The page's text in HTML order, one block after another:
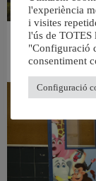
València retira prop
l'experiència
i visites
l'ús de TOTES
"Configuració
consentiment
Configuració